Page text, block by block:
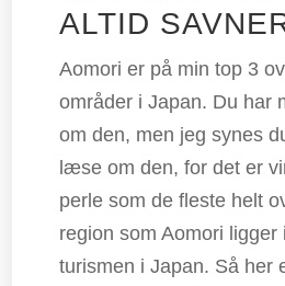
ALTID
Aomori er på min top 3
områder i Japan. Du har
om den, men jeg synes
læse om den, for det er
perle som de fleste helt
region som Aomori ligger
turismen i Japan. Så her